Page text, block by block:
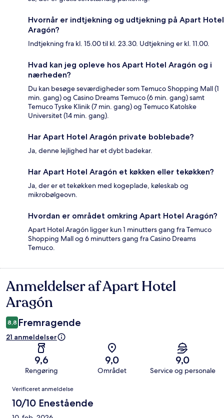
Hvornår er indtjekning og udtjekning på Apart Hotel
Aragón?
Indtjekning fra kl. 15.00 til kl. 23.30. Udtjekning er kl. 11.00.
Hvad kan jeg opleve hos Apart Hotel Aragón og i
nærheden?
Du kan besøge seværdigheder som Temuco Shopping Mall (1
min. gang) og Casino Dreams Temuco (6 min. gang) samt
Temuco Tyske Klinik (7 min. gang) og Temuco Katolske
Universitet (14 min. gang).
Har Apart Hotel Aragón private boblebade?
Ja, denne lejlighed har et dybt badekar.
Har Apart Hotel Aragón et køkken eller tekøkken?
Ja, der er et tekøkken med kogeplade, køleskab og
mikrobølgeovn.
Hvordan er området omkring Apart Hotel Aragón?
Apart Hotel Aragón ligger kun 1 minutters gang fra Temuco
Shopping Mall og 6 minutters gang fra Casino Dreams
Temuco.
Anmeldelser
Anmeldelser af Apart Hotel
Aragón
8,8 Fremragende
21 anmeldelser
9,6
Rengøring
9,0
Området
9,0
Service og personale
Anmeldelser
Verificeret anmeldelse
10/10 Enestående